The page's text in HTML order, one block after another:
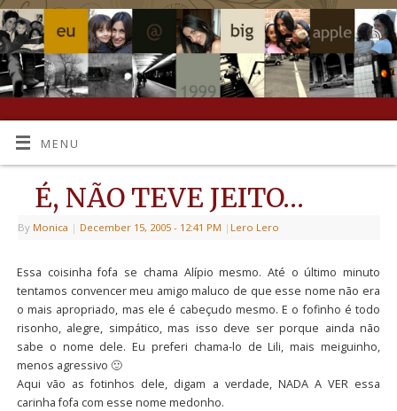
MENU
É, NÃO TEVE JEITO…
By Monica | December 15, 2005 - 12:41 PM | Lero Lero
Essa coisinha fofa se chama Alípio mesmo. Até o último minuto
tentamos convencer meu amigo maluco de que esse nome não era
o mais apropriado, mas ele é cabeçudo mesmo. E o fofinho é todo
risonho, alegre, simpático, mas isso deve ser porque ainda não
sabe o nome dele. Eu preferi chama-lo de Lili, mais meiguinho,
menos agressivo 🙂
Aqui vão as fotinhos dele, digam a verdade, NADA A VER essa
carinha fofa com esse nome medonho.